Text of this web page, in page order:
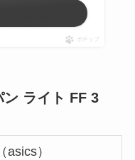
ポチップ
ン ライト FF 3
asics）